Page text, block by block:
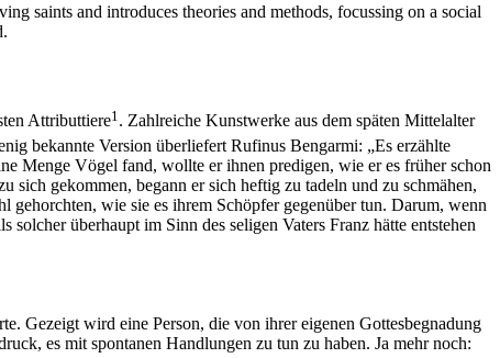
saints and introduces theories and methods, focussing on a social
Attributtiere1 . Zahlreiche Kunstwerke aus dem späten Mittelalter
bekannte Version überliefert Rufinus Bengarmi: „Es erzählte
Menge Vögel fand, wollte er ihnen predigen, wie er es früher schon
sich gekommen, begann er sich heftig zu tadeln und zu schmähen,
gehorchten, wie sie es ihrem Schöpfer gegenüber tun. Darum, wenn
überhaupt im Sinn des seligen Vaters Franz hätte entstehen
Gezeigt wird eine Person, die von ihrer eigenen Gottesbegnadung
es mit spontanen Handlungen zu tun zu haben. Ja mehr noch: